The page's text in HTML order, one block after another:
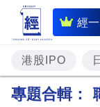
經即
時
財
經
港股IPO
專題合輯：